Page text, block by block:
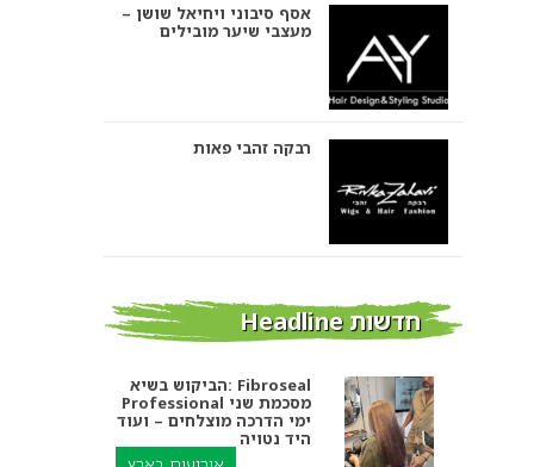
אסף סיבוני ויחיאל שושן –
מעצבי שיער מובילים
רבקה זהבי פאות
אורטל אדרי עיצוב שיער
חדשות Headline
הביקוש בשיא: Fibroseal
Professional מסכמת שני
ימי הדרכה מוצלחים – ועוד
היד נטויה